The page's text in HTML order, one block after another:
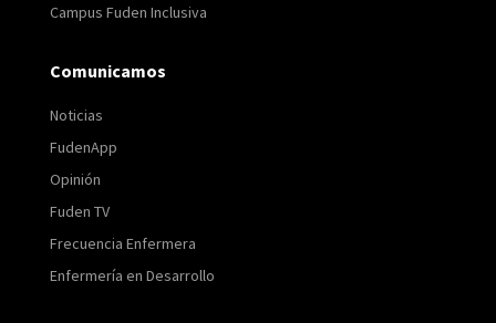
Campus Fuden Inclusiva
Comunicamos
Noticias
FudenApp
Opinión
Fuden TV
Frecuencia Enfermera
Enfermería en Desarrollo